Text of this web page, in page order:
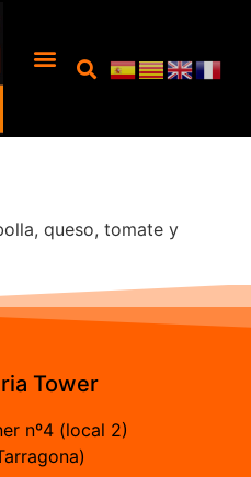
queso, tomate y
Tower
nº4 (local 2)